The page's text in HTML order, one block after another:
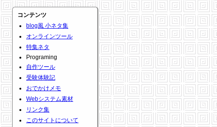
コンテンツ
blog風 小ネタ集
オンラインツール
特集ネタ
Programing
自作ツール
受験体験記
おでかけメモ
Webシステム素材
リンク集
このサイトについて